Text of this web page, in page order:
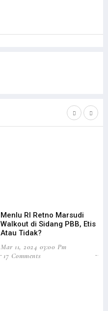
Menlu RI Retno Marsudi
Walkout di Sidang PBB, Etis
Atau Tidak?
Mar 11, 2024 03:00 Pm
17 Comments